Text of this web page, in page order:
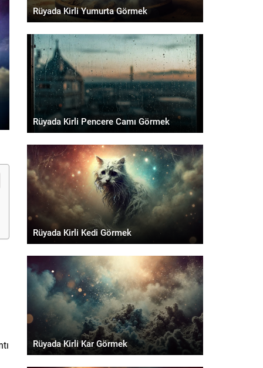
Rüyada Kirli Yumurta Görmek
Rüyada Kirli Pencere Camı Görmek
Rüyada Kirli Kedi Görmek
Rüyada Kirli Kar Görmek